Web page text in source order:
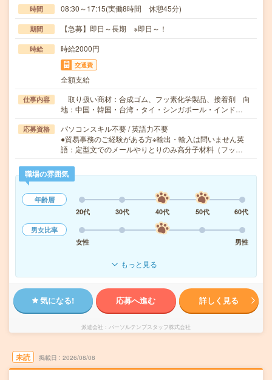
時間 08:30～17:15(実働8時間 休憩45分)
期間 【急募】即日～長期 ※即日～！
時給 時給2000円
交通費
全額支給
仕事内容
取り扱い商材：合成ゴム、フッ素化学製品、接着剤 向
地：中国・韓国・台湾・タイ・シンガポール・インド…
応募資格
パソコンスキル不要 / 英語力不要
●貿易事務のご経験がある方※輸出・輸入は問いません英
語：定型文でのメールやりとりのみ高分子材料（フッ…
職場の雰囲気
年齢層
20代
30代 40代 50代
60代
男女比率
女性
男性
もっと見る
気になる! 応募へ進む 詳しく見る
派遣会社 パーソルテンプスタッフ株式会社
未読 掲載日 2026/08/08